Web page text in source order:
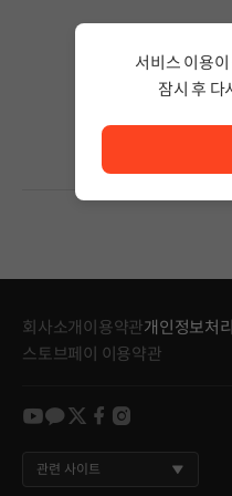
검색어의 단어 수를 줄
회사소개이용약관개인정보처
스토브페이 이용약관
youtube
kakao
twitter
facebook
instagram
관련 사이트
서비스 이용
잠시 후 다